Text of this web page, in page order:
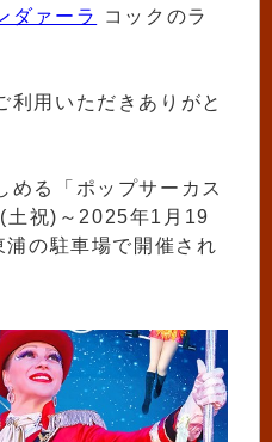
ダァーラ
コックのラ
利用いただきありがと
める「ポップサーカス
土祝)～2025年1月19
の駐車場で開催され